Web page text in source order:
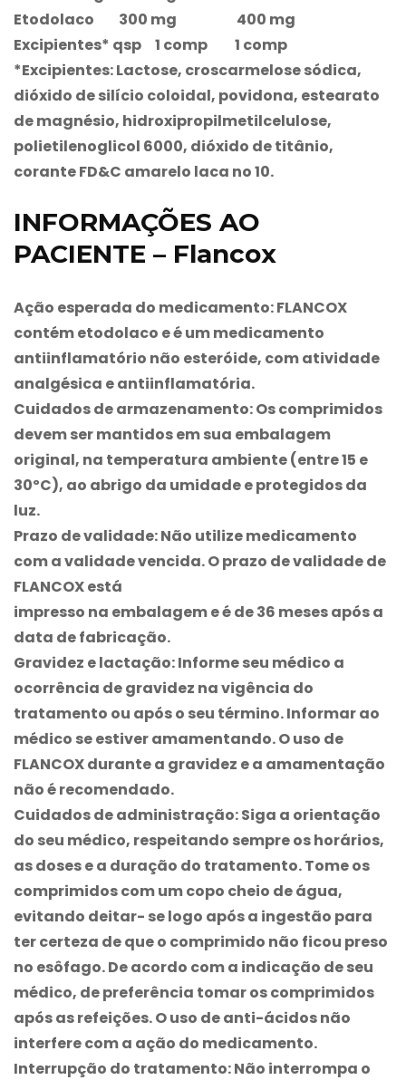
Etodolaco 300 mg 400 mg
Excipientes* qsp 1 comp 1 comp
*Excipientes: Lactose, croscarmelose sódica,
dióxido de silício coloidal, povidona, estearato
de magnésio, hidroxipropilmetilcelulose,
polietilenoglicol 6000, dióxido de titânio,
corante FD&C amarelo laca no 10.
INFORMAÇÕES AO
PACIENTE – Flancox
Ação esperada do medicamento:FLANCOX
contém etodolaco e é um medicamento
antiinflamatório não esteróide, com atividade
analgésica e antiinflamatória.
Cuidados de armazenamento:Os comprimidos
devem ser mantidos em sua embalagem
original, na temperatura ambiente (entre 15 e
30ºC), ao abrigo da umidade e protegidos da
luz.
Prazo de validade:Não utilize medicamento
com a validade vencida. O prazo de validade de
FLANCOXestá
impresso na embalagem e é de 36 meses após a
data de fabricação.
Gravidez e lactação:Informe seu médico a
ocorrência de gravidez na vigência do
tratamento ou após o seu término. Informar ao
médico se estiver amamentando. O uso de
FLANCOXdurante a gravidez e a amamentação
não é recomendado.
Cuidados de administração:Siga a orientação
do seu médico, respeitando sempre os horários,
as doses e a duração do tratamento. Tome os
comprimidos com um copo cheio de água,
evitando deitar- se logo após a ingestão para
ter certeza de que o comprimido não ficou preso
no esôfago. De acordo com a indicação de seu
médico, de preferência tomar os comprimidos
após as refeições. O uso de anti-ácidos não
interfere com a ação do medicamento.
Interrupção do tratamento:Não interrompa o